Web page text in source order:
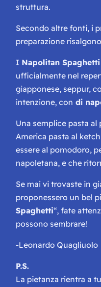
struttura.
Secondo altre fonti, i
preparazione
I Napolitan Spaghetti
ufficialmente nel
giapponese, seppur,
intenzione, con di
Una semplice pasta
America pasta al
essere al pomodoro,
napoletana, e che
Se mai vi trovaste in
proponessero un bel
Spaghetti“, fate
possono sembrare!
-Leonardo Quagliuolo
P.S.
La pietanza rientra a